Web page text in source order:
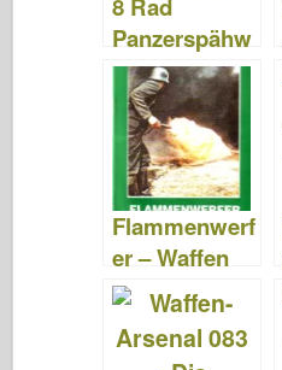
8 Rad
Panzerspähw
agen –
Waffen
Arsenal 092
Flammenwerf
er – Waffen
Arsenal 154